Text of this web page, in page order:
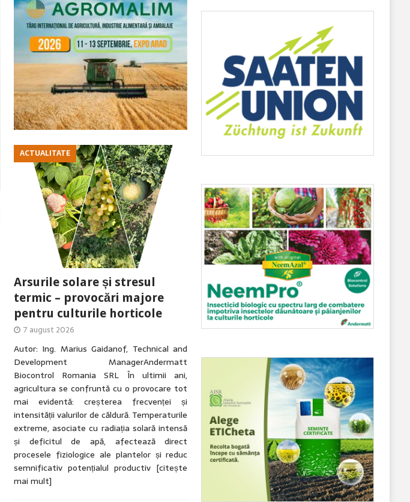
ACTUALITATE
Arsurile solare și stresul
termic – provocări majore
pentru culturile horticole
7 august 2026
Autor: Ing. Marius Gaidanof, Technical and
Development ManagerAndermatt
Biocontrol Romania SRL În ultimii ani,
agricultura se confruntă cu o provocare tot
mai evidentă: creșterea frecvenței și
intensității valurilor de căldură. Temperaturile
extreme, asociate cu radiația solară intensă
și deficitul de apă, afectează direct
procesele fiziologice ale plantelor și reduc
semnificativ potențialul productiv [citește
mai mult]